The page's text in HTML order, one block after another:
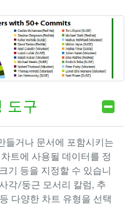
도구
들거나 문서에 포함시키는
트에 사용될 데이터를 정
기 등을 지정할 수 있습니
각/둥근 모서리 칼럼, 추
다양한 차트 유형을 선택